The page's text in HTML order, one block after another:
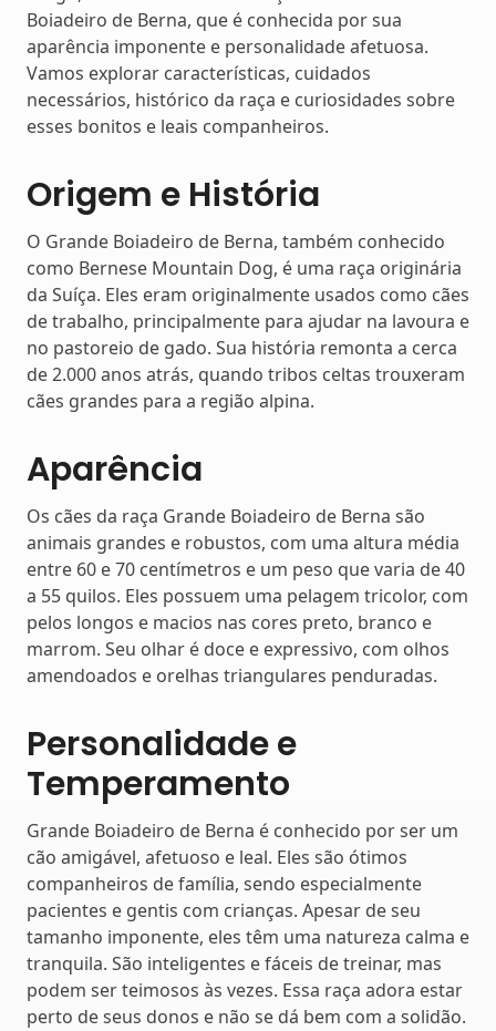
Boiadeiro de Berna, que é conhecida por sua
aparência imponente e personalidade afetuosa.
Vamos explorar características, cuidados
necessários, histórico da raça e curiosidades sobre
esses bonitos e leais companheiros.
Origem e História
O Grande Boiadeiro de Berna, também conhecido
como Bernese Mountain Dog, é uma raça originária
da Suíça. Eles eram originalmente usados como cães
de trabalho, principalmente para ajudar na lavoura e
no pastoreio de gado. Sua história remonta a cerca
de 2.000 anos atrás, quando tribos celtas trouxeram
cães grandes para a região alpina.
Aparência
Os cães da raça Grande Boiadeiro de Berna são
animais grandes e robustos, com uma altura média
entre 60 e 70 centímetros e um peso que varia de 40
a 55 quilos. Eles possuem uma pelagem tricolor, com
pelos longos e macios nas cores preto, branco e
marrom. Seu olhar é doce e expressivo, com olhos
amendoados e orelhas triangulares penduradas.
Personalidade e
Temperamento
Grande Boiadeiro de Berna é conhecido por ser um
cão amigável, afetuoso e leal. Eles são ótimos
companheiros de família, sendo especialmente
pacientes e gentis com crianças. Apesar de seu
tamanho imponente, eles têm uma natureza calma e
tranquila. São inteligentes e fáceis de treinar, mas
podem ser teimosos às vezes. Essa raça adora estar
perto de seus donos e não se dá bem com a solidão.